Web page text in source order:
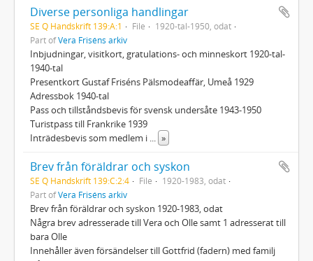
Diverse personliga handlingar
SE Q Handskrift 139:A:1 File
1920-tal-1950, odat
Part ofVera Friséns arkiv
Inbjudningar, visitkort, gratulations- och minneskort 1920-tal-
1940-tal
Presentkort Gustaf Friséns Pälsmodeaffär, Umeå 1929
Adressbok 1940-tal
Pass och tillståndsbevis för svensk undersåte 1943-1950
Turistpass till Frankrike 1939
Inträdesbevis som medlem i
»
Brev från föräldrar och syskon
SE Q Handskrift 139:C:2:4 File
1920-1983, odat
Part ofVera Friséns arkiv
Brev från föräldrar och syskon 1920-1983, odat
Några brev adresserade till Vera och Olle samt 1 adresserat till
bara Olle
Innehåller även försändelser till Gottfrid (fadern) med familj